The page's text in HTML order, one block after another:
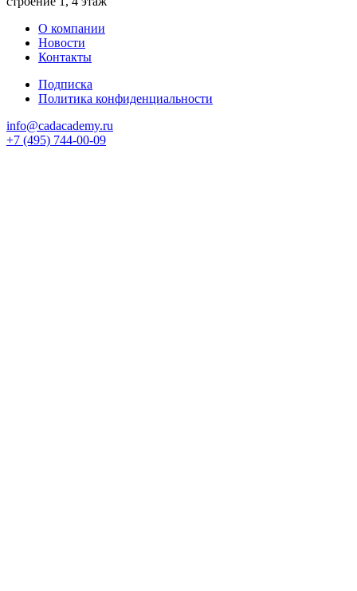
О компании
Новости
Контакты
Подписка
Политика конфиденциальности
info@cadacademy.ru
+7 (495) 744-00-09